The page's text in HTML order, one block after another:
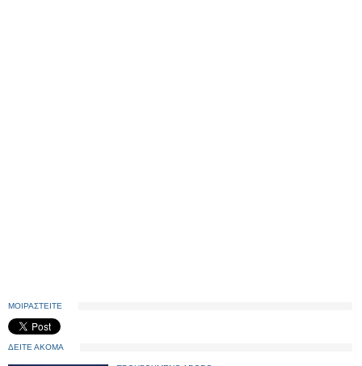
ΜΟΙΡΑΣΤΕΙΤΕ
ΔΕΙΤΕ ΑΚΟΜΑ